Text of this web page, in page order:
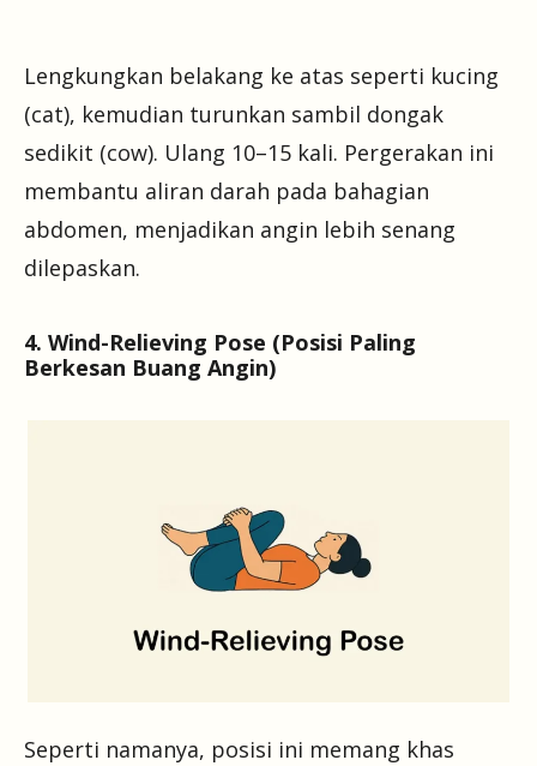
Lengkungkan belakang ke atas seperti kucing
(cat), kemudian turunkan sambil dongak
sedikit (cow). Ulang 10–15 kali. Pergerakan ini
membantu aliran darah pada bahagian
abdomen, menjadikan angin lebih senang
dilepaskan.
4. Wind-Relieving Pose (Posisi Paling
Berkesan Buang Angin)
Seperti namanya, posisi ini memang khas